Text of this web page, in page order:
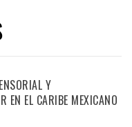
Y
EN EL CARIBE MEXICANO